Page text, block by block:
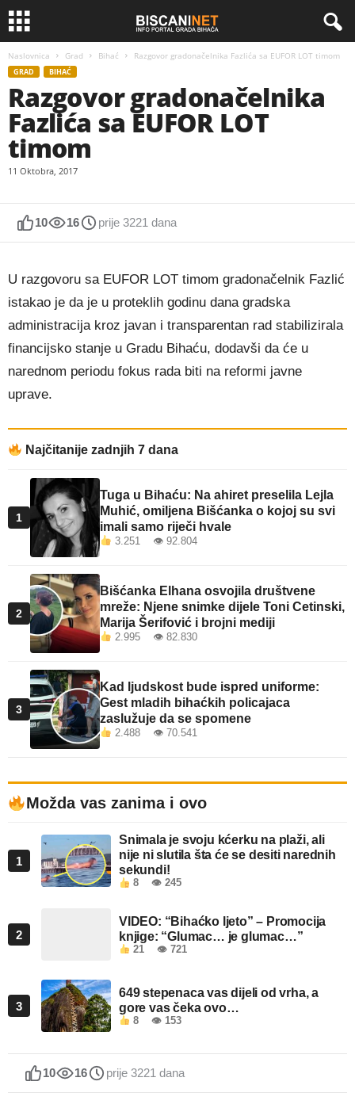
Naslovnica Grad Bihać Razgovor gradonačelnika Fazlića sa EUFOR LOT timom
GRAD BIHAĆ
Razgovor gradonačelnika
Fazlića sa EUFOR LOT
timom
11 Oktobra, 2017
10 16 prije 3221 dana
U razgovoru sa EUFOR LOT timom gradonačelnik Fazlić
istakao je da je u proteklih godinu dana gradska
administracija kroz javan i transparentan rad stabilizirala
financijsko stanje u Gradu Bihaću, dodavši da će u
narednom periodu fokus rada biti na reformi javne
uprave.
Najčitanije zadnjih 7 dana
1
Tuga u Bihaću: Na ahiret preselila Lejla
Muhić, omiljena Bišćanka o kojoj su svi
imali samo riječi hvale
3.251 👁 92.804
2
Bišćanka Elhana osvojila društvene
mreže: Njene snimke dijele Toni Cetinski,
Marija Šerifović i brojni mediji
2.995 👁 82.830
3
Kad ljudskost bude ispred uniforme:
Gest mladih bihaćkih policajaca
zaslužuje da se spomene
2.488 👁 70.541
Možda vas zanima i ovo
1
Snimala je svoju kćerku na plaži, ali
nije ni slutila šta će se desiti narednih
sekundi!
8 👁 245
2
VIDEO: “Bihaćko ljeto” – Promocija
knjige: “Glumac… je glumac…”
21 👁 721
3
649 stepenaca vas dijeli od vrha, a
gore vas čeka ovo…
8 👁 153
10 16 prije 3221 dana